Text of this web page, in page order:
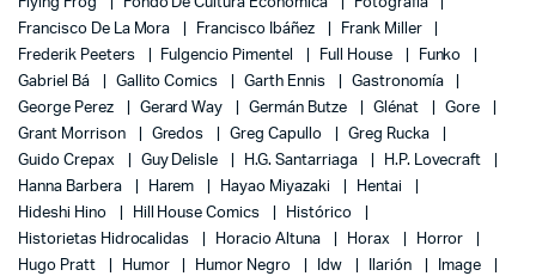
Flying Frog
Fondo De Cultura Económica
Fotografía
Francisco De La Mora
Francisco Ibáñez
Frank Miller
Frederik Peeters
Fulgencio Pimentel Full House
Funko
Gabriel Bá
Gallito Comics Garth Ennis
Gastronomía
George Perez
Gerard Way Germán Butze Glénat
Gore
Grant Morrison
Gredos Greg Capullo
Greg Rucka
Guido Crepax
Guy Delisle H.G. Santarriaga
H.P. Lovecraft
Hanna Barbera
Harem Hayao Miyazaki
Hentai
Hideshi Hino
Hill House Comics
Histórico
Historietas Hidrocalidas
Horacio Altuna Horax
Horror
Hugo Pratt
Humor Humor Negro Idw Ilarión
Image